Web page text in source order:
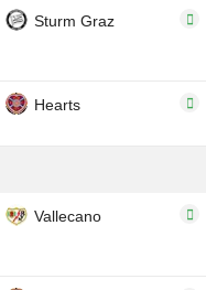
Sturm Graz
Hearts
Vallecano